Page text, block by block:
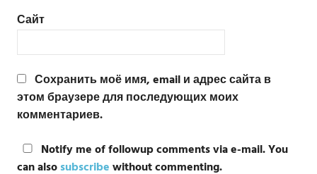
Сайт
Сохранить моё имя, email и адрес сайта в
этом браузере для последующих моих
комментариев.
Notify me of followup comments via e-mail. You
can alsosubscribewithout commenting.